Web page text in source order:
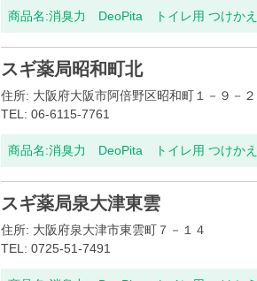
商品名:消臭力 DeoPita トイレ用 つけか
スギ薬局昭和町北
住所: 大阪府大阪市阿倍野区昭和町１－９－２
TEL: 06-6115-7761
商品名:消臭力 DeoPita トイレ用 つけか
スギ薬局泉大津東雲
住所: 大阪府泉大津市東雲町７－１４
TEL: 0725-51-7491